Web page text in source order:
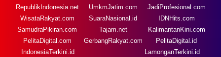
RepublikIndonesia.net
WisataRakyat.com
SamudraPikiran.com
PelitaDigital.com
UmkmJatim.com
SuaraNasional.id
Tajam.net
GerbangRakyat.com
JadiProfesional.com
IDNHits.com
KalimantanKini.com
PelitaDigital.id
IndonesiaTerkini.id
LamonganTerkini.id